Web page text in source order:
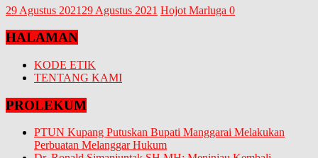
29 Agustus 2021 29 Agustus 2021 Hojot Marluga 0
HALAMAN
KODE ETIK
TENTANG KAMI
PROLEKUM
PTUN Kupang Putuskan Bupati Manggarai Melakukan
Perbuatan Melanggar Hukum